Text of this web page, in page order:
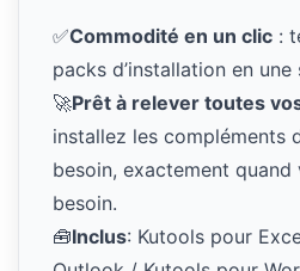
✅Commodité en un clic :
packs d’installation en une
🚀Prêt à relever toutes
installez les compléments
besoin, exactement quand
besoin.
🧰Inclus: Kutools pour